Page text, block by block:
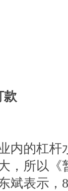
款
的杠杆
，所以《
斌表示，